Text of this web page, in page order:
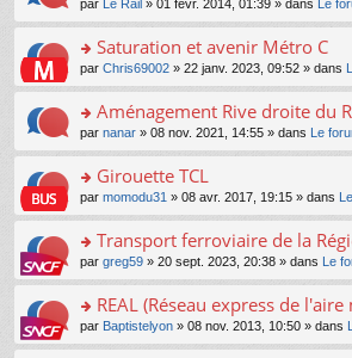
c
e
nt
pl
u
s
ré
c
e
nt
n
le
pl
u
s
ré
c
e
nt
g
e
n
n
le
pl
u
s
ré
c
e
nt
s
a
g
e
n
n
le
pl
u
s
ré
c
e
nt
er
le
m
e
s
a
g
e
n
n
le
pl
u
s
ré
c
e
o
n
s
ult
er
le
m
e
s
a
g
e
n
n
le
pl
u
par Le Rail » 01 févr. 2014, 01:39 » dans Le
o
n
s
ult
er
le
m
e
s
a
g
e
n
n
Saturation et avenir Métro C
par Chris69002 » 22 janv. 2023, 09:52 » dans
o
n
s
ult
er
le
m
e
s
a
g
e
Aménagement Rive droite du
par nanar » 08 nov. 2021, 14:55 » dans Le
o
n
s
ult
er
le
m
e
s
Girouette TCL
par momodu31 » 08 avr. 2017, 19:15 » dans
o
n
s
ult
er
le
Transport ferroviaire de la
par greg59 » 20 sept. 2023, 20:38 » dans Le
o
n
REAL (Réseau express de
par Baptistelyon » 08 nov. 2013, 10:50 » dans